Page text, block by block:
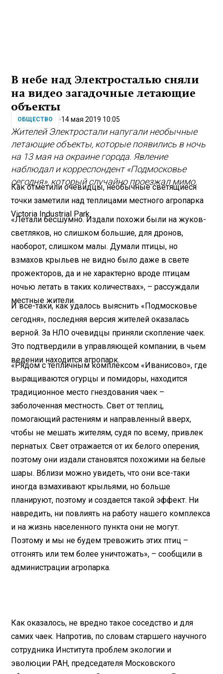
В небе над Электросталью сняли
на видео загадочные летающие
объекты
ОБЩЕСТВО 14 мая 2019 10:05
Жителей Электростали напугали необычные
летающие объекты, которые появились в ночь
на 13 мая на окраине города. Явление
наблюдал и корреспондент «Подмосковье
сегодня», который случайно проезжал мимо.
Как отметили очевидцы, необычные светящиеся
точки заметили над теплицами местного агропарка
Victoria Industrial Park.
«Летали бесшумно. Издали похожи были на жуков-
светляков, но слишком большие, для дронов,
наоборот, слишком малы. Думали птицы, но
взмахов крыльев не видно было даже в свете
прожекторов, да и не характерно вроде птицам
ночью летать в таких количествах», – рассуждали
местные жители.
И все-таки, как удалось выяснить «Подмосковье
сегодня», последняя версия жителей оказалась
верной. За НЛО очевидцы приняли скопление чаек.
Это подтвердили в управляющей компании, в чьем
ведении находится агропарк.
«Рядом с тепличным комплексом «Иванисово», где
выращиваются огурцы и помидоры, находится
традиционное место гнездования чаек –
заболоченная местность. Свет от теплиц,
помогающий растениям и направленный вверх,
чтобы не мешать жителям, судя по всему, привлек
пернатых. Свет отражается от их белого оперения,
поэтому они издали становятся похожими на белые
шары. Вблизи можно увидеть, что они все-таки
иногда взмахивают крыльями, но больше
планируют, поэтому и создается такой эффект. Ни
навредить, ни повлиять на работу нашего комплекса
и на жизнь населенного пункта они не могут.
Поэтому и мы не будем тревожить этих птиц –
отгонять или тем более уничтожать», – сообщили в
администрации агропарка.
Как оказалось, не вредно такое соседство и для
самих чаек. Напротив, по словам старшего научного
сотрудника Института проблем экологии и
эволюции РАН, председателя Московского